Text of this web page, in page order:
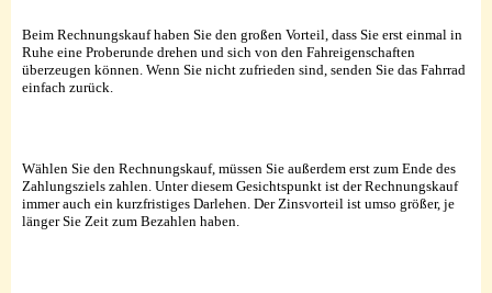
Beim Rechnungskauf haben Sie den großen Vorteil, dass Sie erst einmal in
Ruhe eine Proberunde drehen und sich von den Fahreigenschaften
überzeugen können. Wenn Sie nicht zufrieden sind, senden Sie das Fahrrad
einfach zurück.
Wählen Sie den Rechnungskauf, müssen Sie außerdem erst zum Ende des
Zahlungsziels zahlen. Unter diesem Gesichtspunkt ist der Rechnungskauf
immer auch ein kurzfristiges Darlehen. Der Zinsvorteil ist umso größer, je
länger Sie Zeit zum Bezahlen haben.